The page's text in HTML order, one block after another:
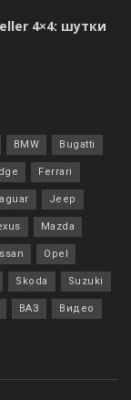
4×4: шутки
BMW Bugatti
Ferrari
Jeep
Mazda
Opel
Skoda Suzuki
ВАЗ Видео